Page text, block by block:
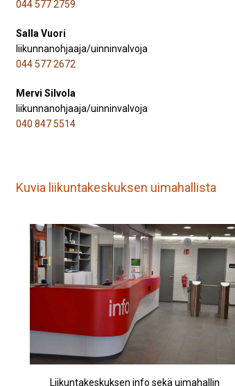
044 577 2759
Salla Vuori
liikunnanohjaaja/uinninvalvoja
044 577 2672
Mervi Silvola
liikunnanohjaaja/uinninvalvoja
040 847 5514
Kuvia liikuntakeskuksen uimahallista
Liikuntakeskuksen info sekä uimahallin